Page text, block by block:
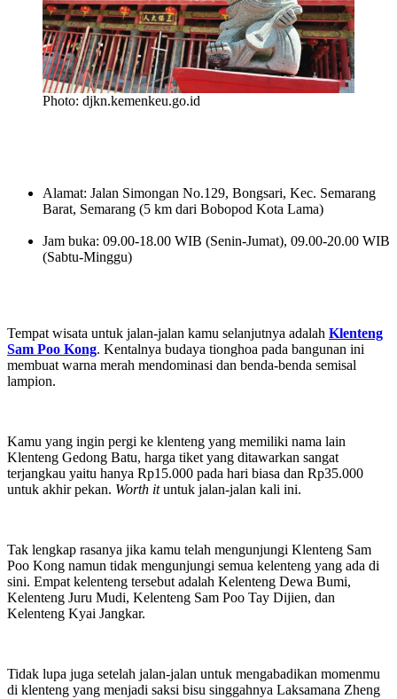
Photo: djkn.kemenkeu.go.id
Alamat: Jalan Simongan No.129, Bongsari, Kec. Semarang
Barat, Semarang (5 km dari Bobopod Kota Lama)
Jam buka: 09.00-18.00 WIB (Senin-Jumat), 09.00-20.00 WIB
(Sabtu-Minggu)
Tempat wisata untuk jalan-jalan kamu selanjutnya adalah Klenteng
Sam Poo Kong. Kentalnya budaya tionghoa pada bangunan ini
membuat warna merah mendominasi dan benda-benda semisal
lampion.
Kamu yang ingin pergi ke klenteng yang memiliki nama lain
Klenteng Gedong Batu, harga tiket yang ditawarkan sangat
terjangkau yaitu hanya Rp15.000 pada hari biasa dan Rp35.000
untuk akhir pekan. Worth ituntuk jalan-jalan kali ini.
Tak lengkap rasanya jika kamu telah mengunjungi Klenteng Sam
Poo Kong namun tidak mengunjungi semua kelenteng yang ada di
sini. Empat kelenteng tersebut adalah Kelenteng Dewa Bumi,
Kelenteng Juru Mudi, Kelenteng Sam Poo Tay Dijien, dan
Kelenteng Kyai Jangkar.
Tidak lupa juga setelah jalan-jalan untuk mengabadikan momenmu
di klenteng yang menjadi saksi bisu singgahnya Laksamana Zheng